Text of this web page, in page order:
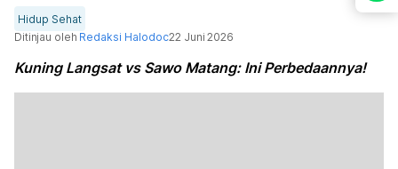
Hidup Sehat
Ditinjau oleh Redaksi Halodoc22 Juni 2026
Kuning Langsat vs Sawo Matang: Ini Perbedaannya!